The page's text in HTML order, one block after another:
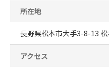
所在地
長野県松本市大手3-8-13
アクセス